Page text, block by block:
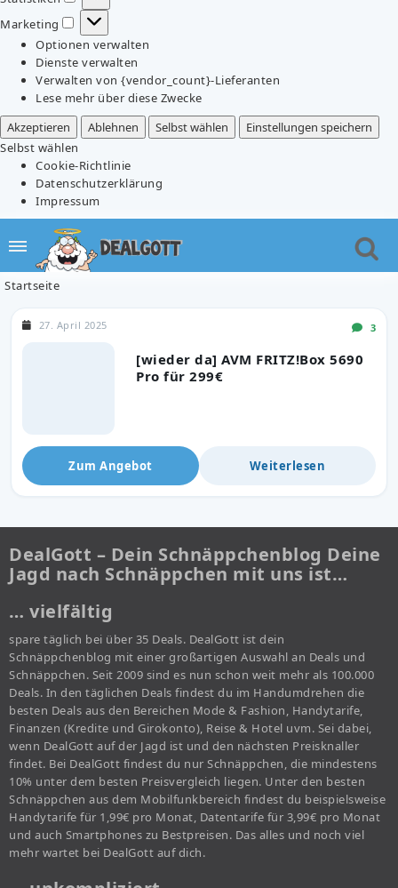
Statistiken
Marketing
Marketing
Optionen verwalten
Dienste verwalten
Verwalten von {vendor_count}-Lieferanten
Lese mehr über diese Zwecke
Akzeptieren
Ablehnen Selbst wählen
Einstellungen speichern
Selbst wählen
Cookie-Richtlinie
Datenschutzerklärung
Impressum
Startseite
[wieder da] AVM FRITZ!Box 5690
Pro für 299€
27. April 2025 3
Zum Angebot Weiterlesen
DealGott – Dein Schnäppchenblog Deine
Jagd nach Schnäppchen mit uns ist…
… vielfältig
spare täglich bei über 35 Deals. DealGott ist dein
Schnäppchenblog mit einer großartigen Auswahl an Deals und
Schnäppchen. Seit 2009 sind es nun schon weit mehr als 100.000
Deals. In den täglichen Deals findest du im Handumdrehen die
besten Deals aus den Bereichen Mode & Fashion, Handytarife,
Finanzen (Kredite und Girokonto), Reise & Hotel uvm. Sei dabei,
wenn DealGott auf der Jagd ist und den nächsten Preisknaller
findet. Bei DealGott findest du nur Schnäppchen, die mindestens
10% unter dem besten Preisvergleich liegen. Unter den besten
Schnäppchen aus dem Mobilfunkbereich findest du beispielsweise
Handytarife für 1,99€ pro Monat, Datentarife für 3,99€ pro Monat
und auch Smartphones zu Bestpreisen. Das alles und noch viel
mehr wartet bei DealGott auf dich.